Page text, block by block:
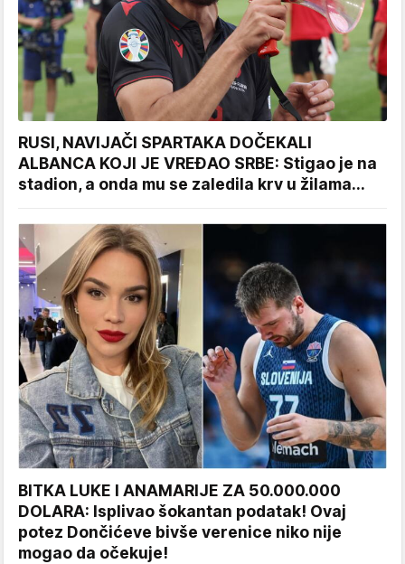
RUSI, NAVIJAČI SPARTAKA DOČEKALI
ALBANCA KOJI JE VREĐAO SRBE: Stigao je na
stadion, a onda mu se zaledila krv u žilama...
BITKA LUKE I ANAMARIJE ZA 50.000.000
DOLARA: Isplivao šokantan podatak! Ovaj
potez Dončićeve bivše verenice niko nije
mogao da očekuje!